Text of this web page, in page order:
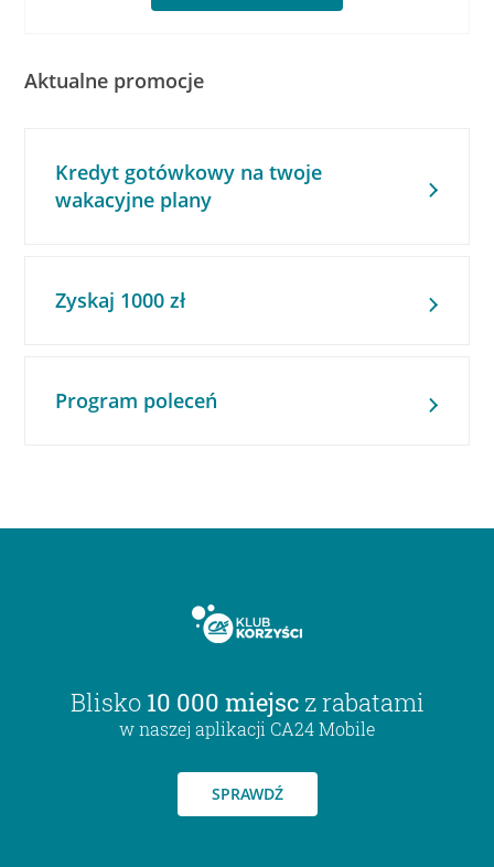
Aktualne promocje
Kredyt gotówkowy na twoje
wakacyjne plany
Zyskaj 1000 zł
Program poleceń
Blisko 10 000 miejsc z rabatami
w naszej aplikacji CA24 Mobile
SPRAWDŹ